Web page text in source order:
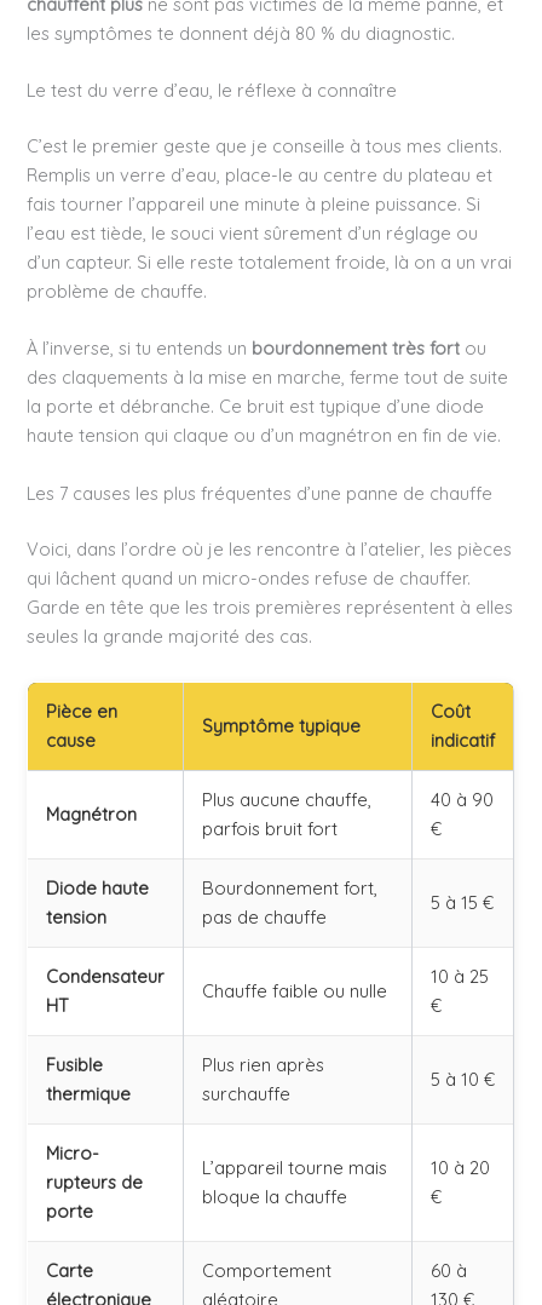
les symptômes te donnent déjà 80 % du diagnostic.
Le test du verre d’eau, le réflexe à connaître
C’est le premier geste que je conseille à tous mes clients.
Remplis un verre d’eau, place-le au centre du plateau et
fais tourner l’appareil une minute à pleine puissance. Si
l’eau est tiède, le souci vient sûrement d’un réglage ou
d’un capteur. Si elle reste totalement froide, là on a un vrai
problème de chauffe.
À l’inverse, si tu entends un bourdonnement très fort ou
des claquements à la mise en marche, ferme tout de suite
la porte et débranche. Ce bruit est typique d’une diode
haute tension qui claque ou d’un magnétron en fin de vie.
Les 7 causes les plus fréquentes d’une panne de chauffe
Voici, dans l’ordre où je les rencontre à l’atelier, les pièces
qui lâchent quand un micro-ondes refuse de chauffer.
Garde en tête que les trois premières représentent à elles
seules la grande majorité des cas.
Pièce en
cause
Symptôme typique
Coût
indicatif
Magnétron
Plus aucune chauffe,
parfois bruit fort
40 à 90
€
Diode haute
tension
Bourdonnement fort,
pas de chauffe
5 à 15 €
Condensateur
HT
Chauffe faible ou nulle
10 à 25
€
Fusible
thermique
Plus rien après
surchauffe
5 à 10 €
Micro-
rupteurs de
porte
L’appareil tourne mais
bloque la chauffe
10 à 20
€
Carte
électronique
Comportement
aléatoire
60 à
130 €